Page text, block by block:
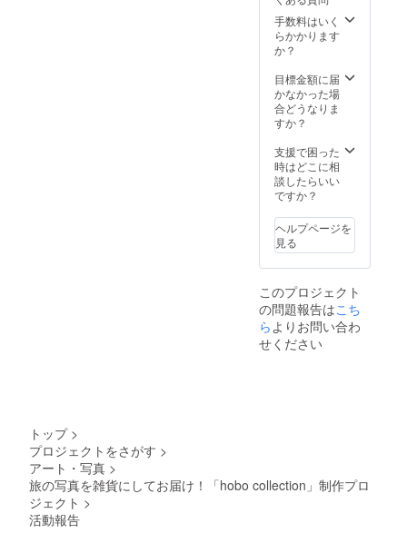
手数料はいく
らかかります
か？
目標金額に届
かなかった場
合どうなりま
すか？
支援で困った
時はどこに相
談したらいい
ですか？
ヘルプページを
見る
このプロジェクト
の問題報告はこち
らよりお問い合わ
せください
トップ >
プロジェクトをさがす >
アート・写真 >
旅の写真を雑貨にしてお届け！「hobo collection」制作プロ
ジェクト >
活動報告